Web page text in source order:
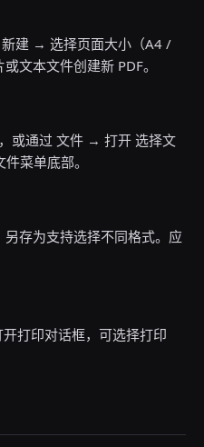
建 → 选择页面大小（A4 /
文本文件创建新 PDF。
或通过 文件 → 打开 选择文
菜单底部。
另存为支持选择不同格式。应
开打印对话框，可选择打印